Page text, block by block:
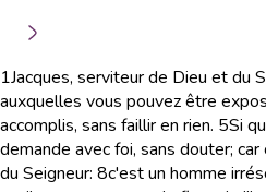
1Jacques, serviteur de Dieu et du
auxquelles vous pouvez être
accomplis, sans faillir en rien. 5Si
demande avec foi, sans douter;
du Seigneur: 8c'est un homme